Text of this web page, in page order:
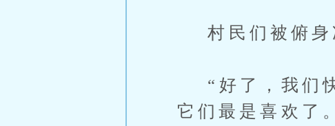
村民们被俯身
“好了，我们快
它们最是喜欢了